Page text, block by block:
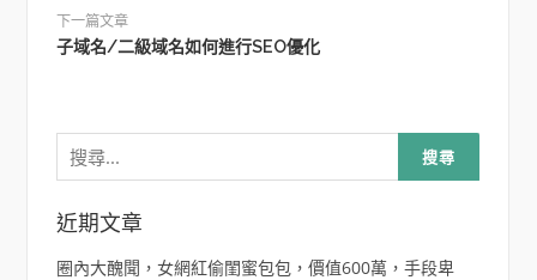
下一篇文章
子域名/二級域名如何進行SEO優化
搜
尋
關
字:
近期文章
圈內大醜聞，女網紅偷閨蜜包包，價值600萬，手段卑